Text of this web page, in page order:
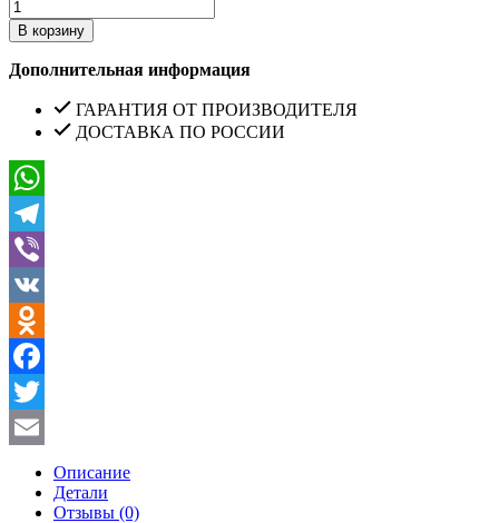
В корзину
Дополнительная информация
ГАРАНТИЯ ОТ ПРОИЗВОДИТЕЛЯ
ДОСТАВКА ПО РОССИИ
WhatsApp
Telegram
Viber
VK
Odnoklassniki
Facebook
Twitter
Описание
Детали
Отзывы (0)